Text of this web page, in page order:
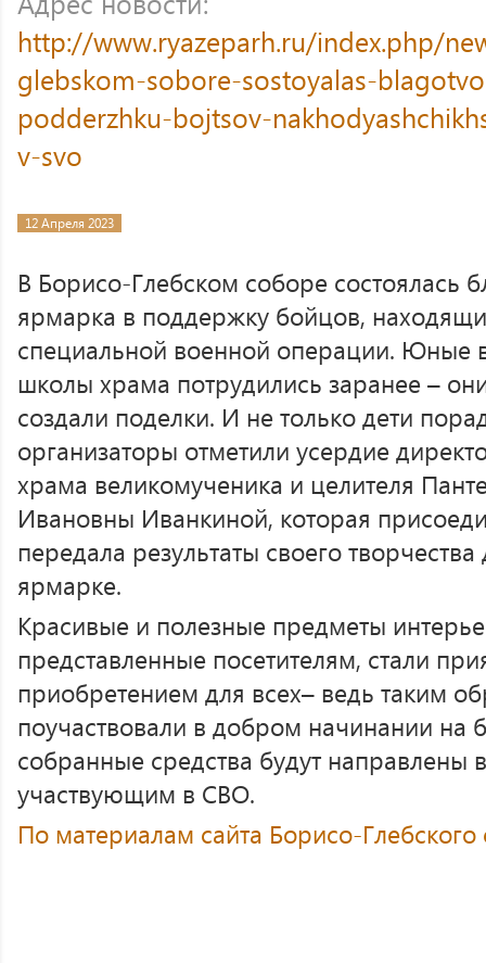
http://www.ryazeparh.ru/index.php/
glebskom-sobore-sostoyalas-
podderzhku-bojtsov-
v-svo
12 Апреля 2023
В Борисо-Глебском соборе состоялась
ярмарка в поддержку бойцов,
специальной военной операции. Юные
школы храма потрудились заранее –
создали поделки. И не только дети
организаторы отметили усердие
храма великомученика и целителя
Ивановны Иванкиной, которая
передала результаты своего
ярмарке.
Красивые и полезные предметы
представленные посетителям, стали
приобретением для всех– ведь таким
поучаствовали в добром начинании на
собранные средства будут
участвующим в СВО.
По материалам сайта Борисо-